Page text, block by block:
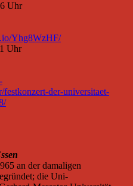
Uhr
Yhg8WzHF/
Uhr
festkonzert-der-universitaet-
an der damaligen
die Uni-